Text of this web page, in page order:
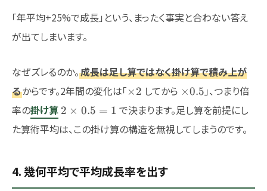
「年平均+25%で成長」という、まったく事実と合わない答え
が出てしまいます。
なぜズレるのか。成長は足し算ではなく掛け算で積み上が
るからです。2年間の変化は「\times
×2 してから \times
×0.5 」、つまり倍
率の掛け算 2
0.5 =
2 × 0.5 = 1 で決まります。足し算を前提にし
た算術平均は、この掛け算の構造を無視してしまうのです。
4. 幾何平均で平均成長率を出す